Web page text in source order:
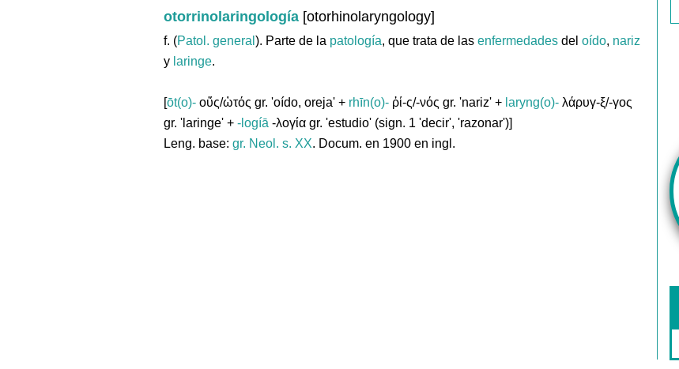
otorrinolaringología [otorhinolaryngology]
f. (Patol. general ). Parte de la patología, que trata de las enfermedades del oído, nariz
y laringe.
[ōt(o)- οὔς/ὠτός gr. 'oído, oreja' + rhīn(o)- ῥί-ς/-νός gr. 'nariz' + laryng(o)- λάρυγ-ξ/-γος
gr. 'laringe' + -logíā -λογία gr. 'estudio' (sign. 1 'decir', 'razonar')]
Leng. base: gr. Neol. s. XX. Docum. en 1900 en ingl.